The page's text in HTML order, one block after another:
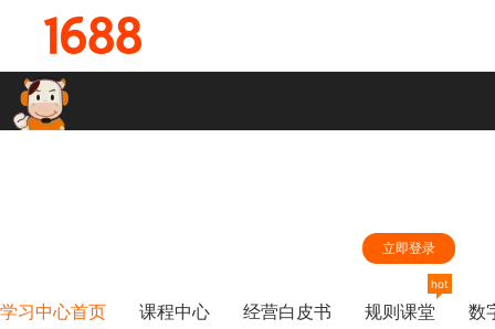
立即登录
学习中心首页 课程中心 经营白皮书 规则课堂
hot
数